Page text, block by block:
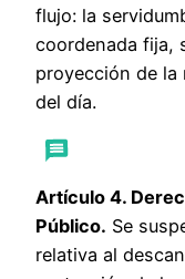
flujo: la
coordenada fija,
proyección de la
del día.
Artículo 4.
Público. Se
relativa al